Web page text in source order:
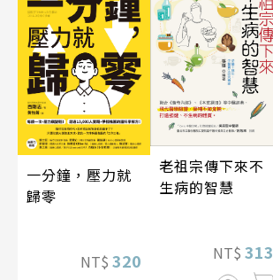
一分鐘，壓力就
歸零
NT$ 320
老祖宗傳下來不
生病的智慧
NT$ 313